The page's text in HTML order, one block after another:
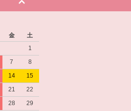
金
土
1
7
8
14
15
21
22
28
29